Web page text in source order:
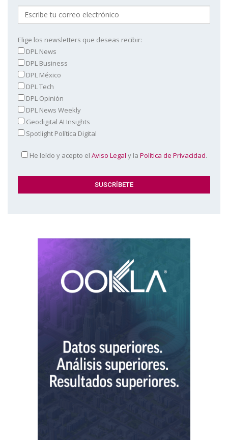
Elige los newsletters que deseas recibir:
DPL News
DPL Business
DPL México
DPL Tech
DPL Opinión
DPL News Weekly
Geodigital AI Insights
Spotlight Política Digital
He leído y acepto el Aviso Legal y la Política de Privacidad.